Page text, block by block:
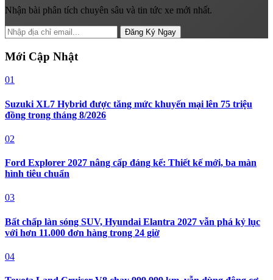
Nhận bài phân tích chuyên sâu và tin tức xe mới nhất.
Đăng Ký Ngay
Mới Cập Nhật
01
Suzuki XL7 Hybrid được tăng mức khuyến mại lên 75 triệu
đồng trong tháng 8/2026
02
Ford Explorer 2027 nâng cấp đáng kể: Thiết kế mới, ba màn
hình tiêu chuẩn
03
Bất chấp làn sóng SUV, Hyundai Elantra 2027 vẫn phá kỷ lục
với hơn 11.000 đơn hàng trong 24 giờ
04